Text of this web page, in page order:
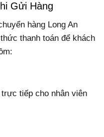
Gửi Hàng
hàng Long An
thanh toán để khách
tiếp cho nhân viên